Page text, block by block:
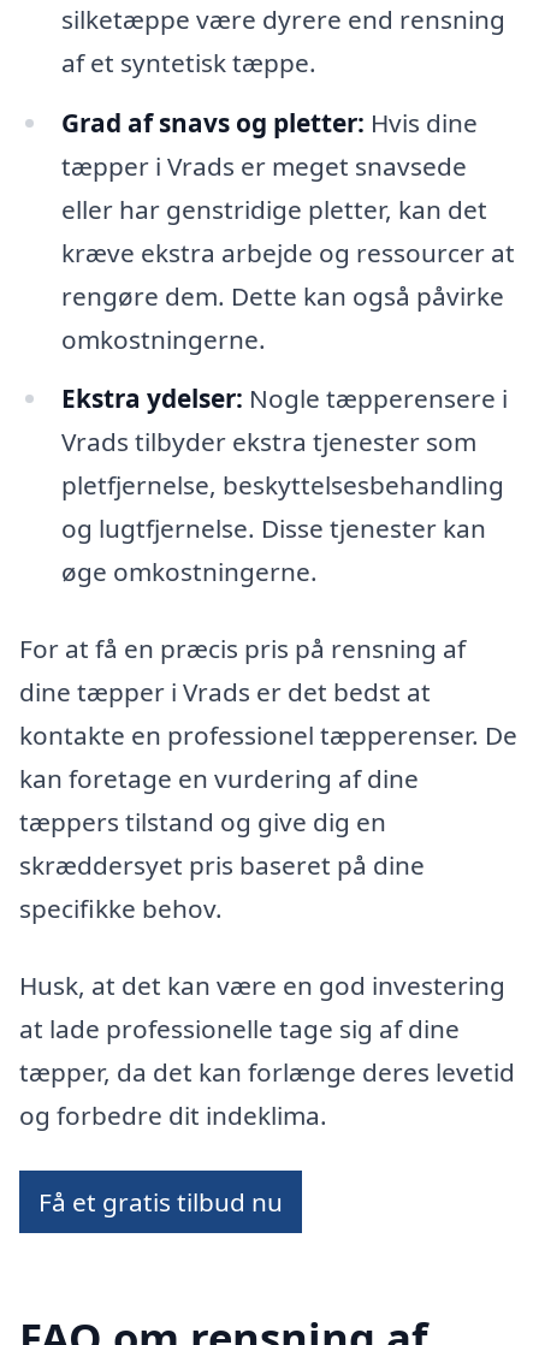
silketæppe være dyrere end rensning
af et syntetisk tæppe.
Grad af snavs og pletter: Hvis dine
tæpper i Vrads er meget snavsede
eller har genstridige pletter, kan det
kræve ekstra arbejde og ressourcer at
rengøre dem. Dette kan også påvirke
omkostningerne.
Ekstra ydelser: Nogle tæpperensere i
Vrads tilbyder ekstra tjenester som
pletfjernelse, beskyttelsesbehandling
og lugtfjernelse. Disse tjenester kan
øge omkostningerne.
For at få en præcis pris på rensning af
dine tæpper i Vrads er det bedst at
kontakte en professionel tæpperenser. De
kan foretage en vurdering af dine
tæppers tilstand og give dig en
skræddersyet pris baseret på dine
specifikke behov.
Husk, at det kan være en god investering
at lade professionelle tage sig af dine
tæpper, da det kan forlænge deres levetid
og forbedre dit indeklima.
Få et gratis tilbud nu